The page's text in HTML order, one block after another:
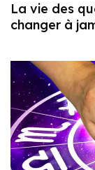
La vie des
changer à